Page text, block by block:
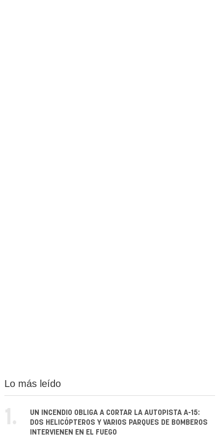
Lo más leído
1.
UN INCENDIO OBLIGA A CORTAR LA AUTOPISTA A-15:
DOS HELICÓPTEROS Y VARIOS PARQUES DE BOMBEROS
INTERVIENEN EN EL FUEGO